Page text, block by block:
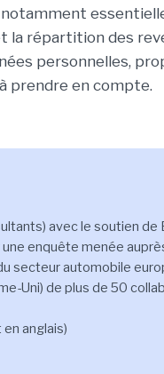
la répartition des
personnelles,
prendre en compte.
avec le soutien de
une enquête menée
secteur automobile
Uni) de plus de 50
anglais)